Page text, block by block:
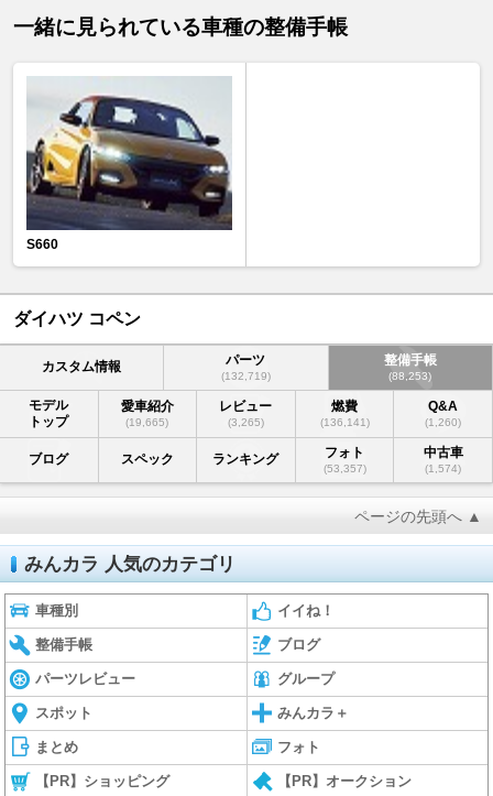
一緒に見られている車種の整備手帳
S660
ダイハツ コペン
カスタム情報 パーツ
(132,719)
整備手帳
(88,253)
モデル
トップ
愛車紹介
(19,665)
レビュー
(3,265)
燃費
(136,141)
Q&A
(1,260)
ブログ スペック ランキング フォト
(53,357)
中古車
(1,574)
ページの先頭へ ▲
みんカラ 人気のカテゴリ
車種別 イイね！
整備手帳 ブログ
パーツレビュー グループ
スポット みんカラ＋
まとめ フォト
【PR】ショッピング 【PR】オークション